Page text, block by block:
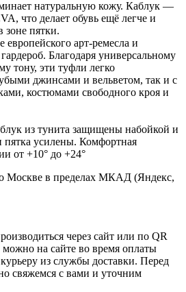
натуральную кожу. Каблук —
что делает обувь ещё легче и
зоне пятки.
европейского арт-ремесла и
Благодаря универсальному
тону, эти туфли легко
джинсами и вельветом, так и с
костюмами свободного кроя и
из тунита защищены набойкой и
усилены. Комфортная
от +10° до +24°
Москве в пределах МКАД (Яндекс,
через сайт или по QR
можно на сайте во время оплаты
из службы доставки. Перед
свяжемся с вами и уточним